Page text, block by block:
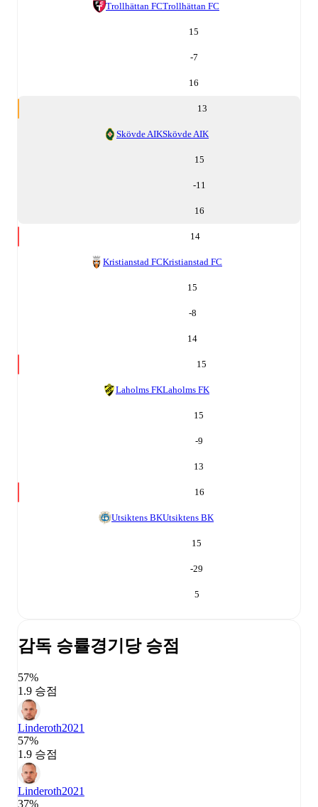
Trollhättan FCTrollhättan FC
15
-7
16
13
Skövde AIKSkövde AIK
15
-11
16
14
Kristianstad FCKristianstad FC
15
-8
14
15
Laholms FKLaholms FK
15
-9
13
16
Utsiktens BKUtsiktens BK
15
-29
5
감독 승률경기당 승점
57%
1.9 승점
Linderoth2021
57%
1.9 승점
Linderoth2021
37%